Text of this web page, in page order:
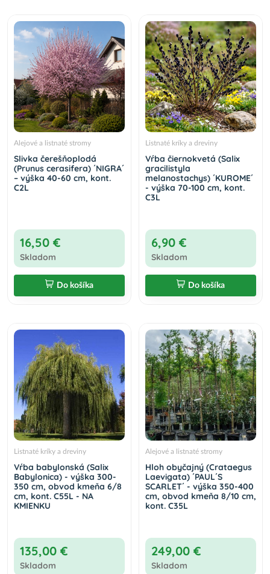
Alejové a listnaté stromy
Slivka čerešňoplodá
(Prunus cerasifera) ´NIGRA´
– výška 40-60 cm, kont.
C2L
16,50 €
Skladom
Do košíka
Listnaté kríky a dreviny
Vŕba čiernokvetá (Salix
gracilistyla
melanostachys) ´KUROME´
- výška 70-100 cm, kont.
C3L
6,90 €
Skladom
Do košíka
Listnaté kríky a dreviny
Vŕba babylonská (Salix
Babylonica) - výška 300-
350 cm, obvod kmeňa 6/8
cm, kont. C55L - NA
KMIENKU
135,00 €
Skladom
Alejové a listnaté stromy
Hloh obyčajný (Crataegus
Laevigata) ´PAUL´S
SCARLET´ - výška 350-400
cm, obvod kmeňa 8/10 cm,
kont. C35L
249,00 €
Skladom